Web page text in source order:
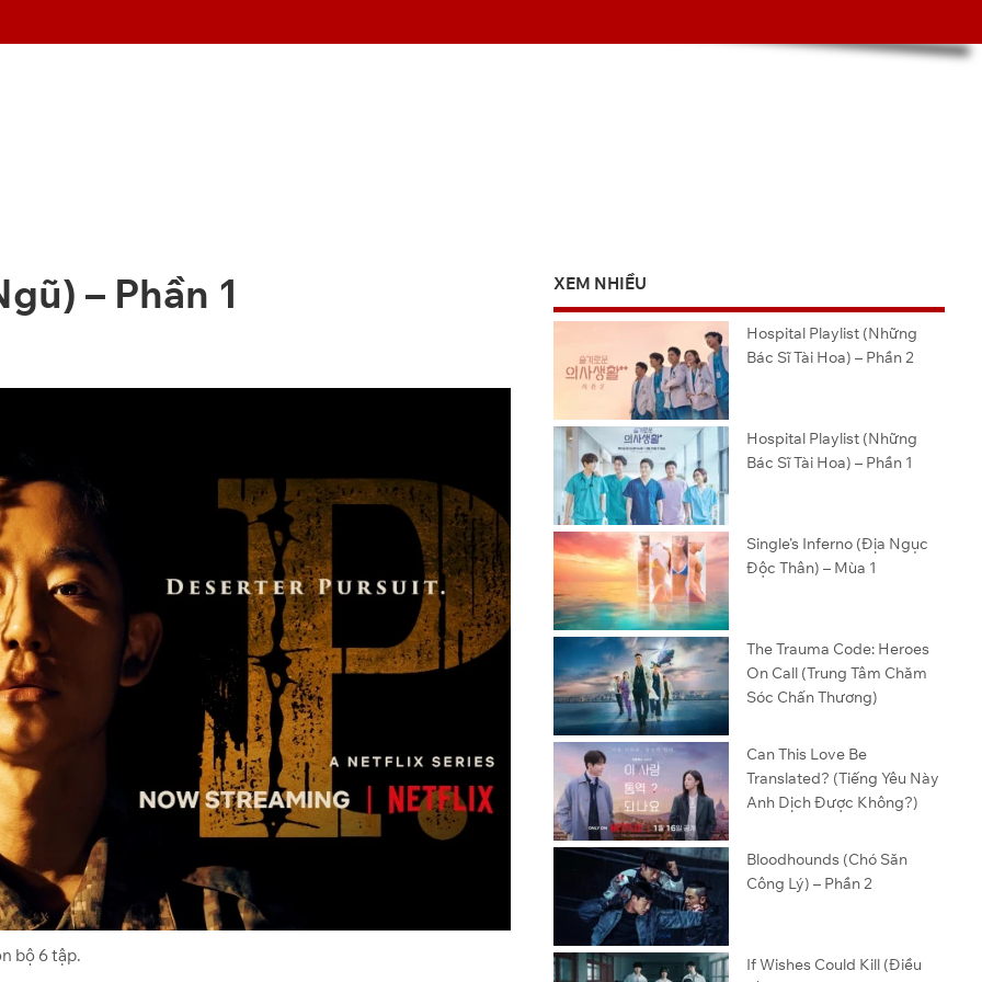
– Phần 1
bộ 6 tập.
XEM NHIỀU
Hospital Playlist (Những
Bác Sĩ Tài Hoa) – Phần 2
Hospital Playlist (Những
Bác Sĩ Tài Hoa) – Phần 1
Single’s Inferno (Địa Ngục
Độc Thân) – Mùa 1
The Trauma Code: Heroes
On Call (Trung Tâm Chăm
Sóc Chấn Thương)
Can This Love Be
Translated? (Tiếng Yêu Này
Anh Dịch Được Không?)
Bloodhounds (Chó Săn
Công Lý) – Phần 2
If Wishes Could Kill (Điều